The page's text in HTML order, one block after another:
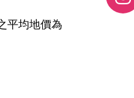
平均地價為